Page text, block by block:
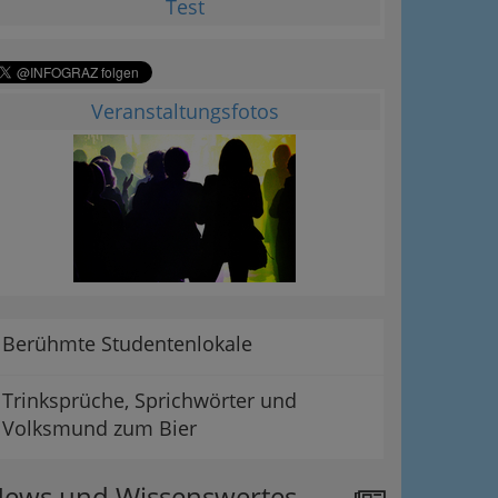
Test
Veranstaltungsfotos
Berühmte Studentenlokale
Trinksprüche, Sprichwörter und
Volksmund zum Bier